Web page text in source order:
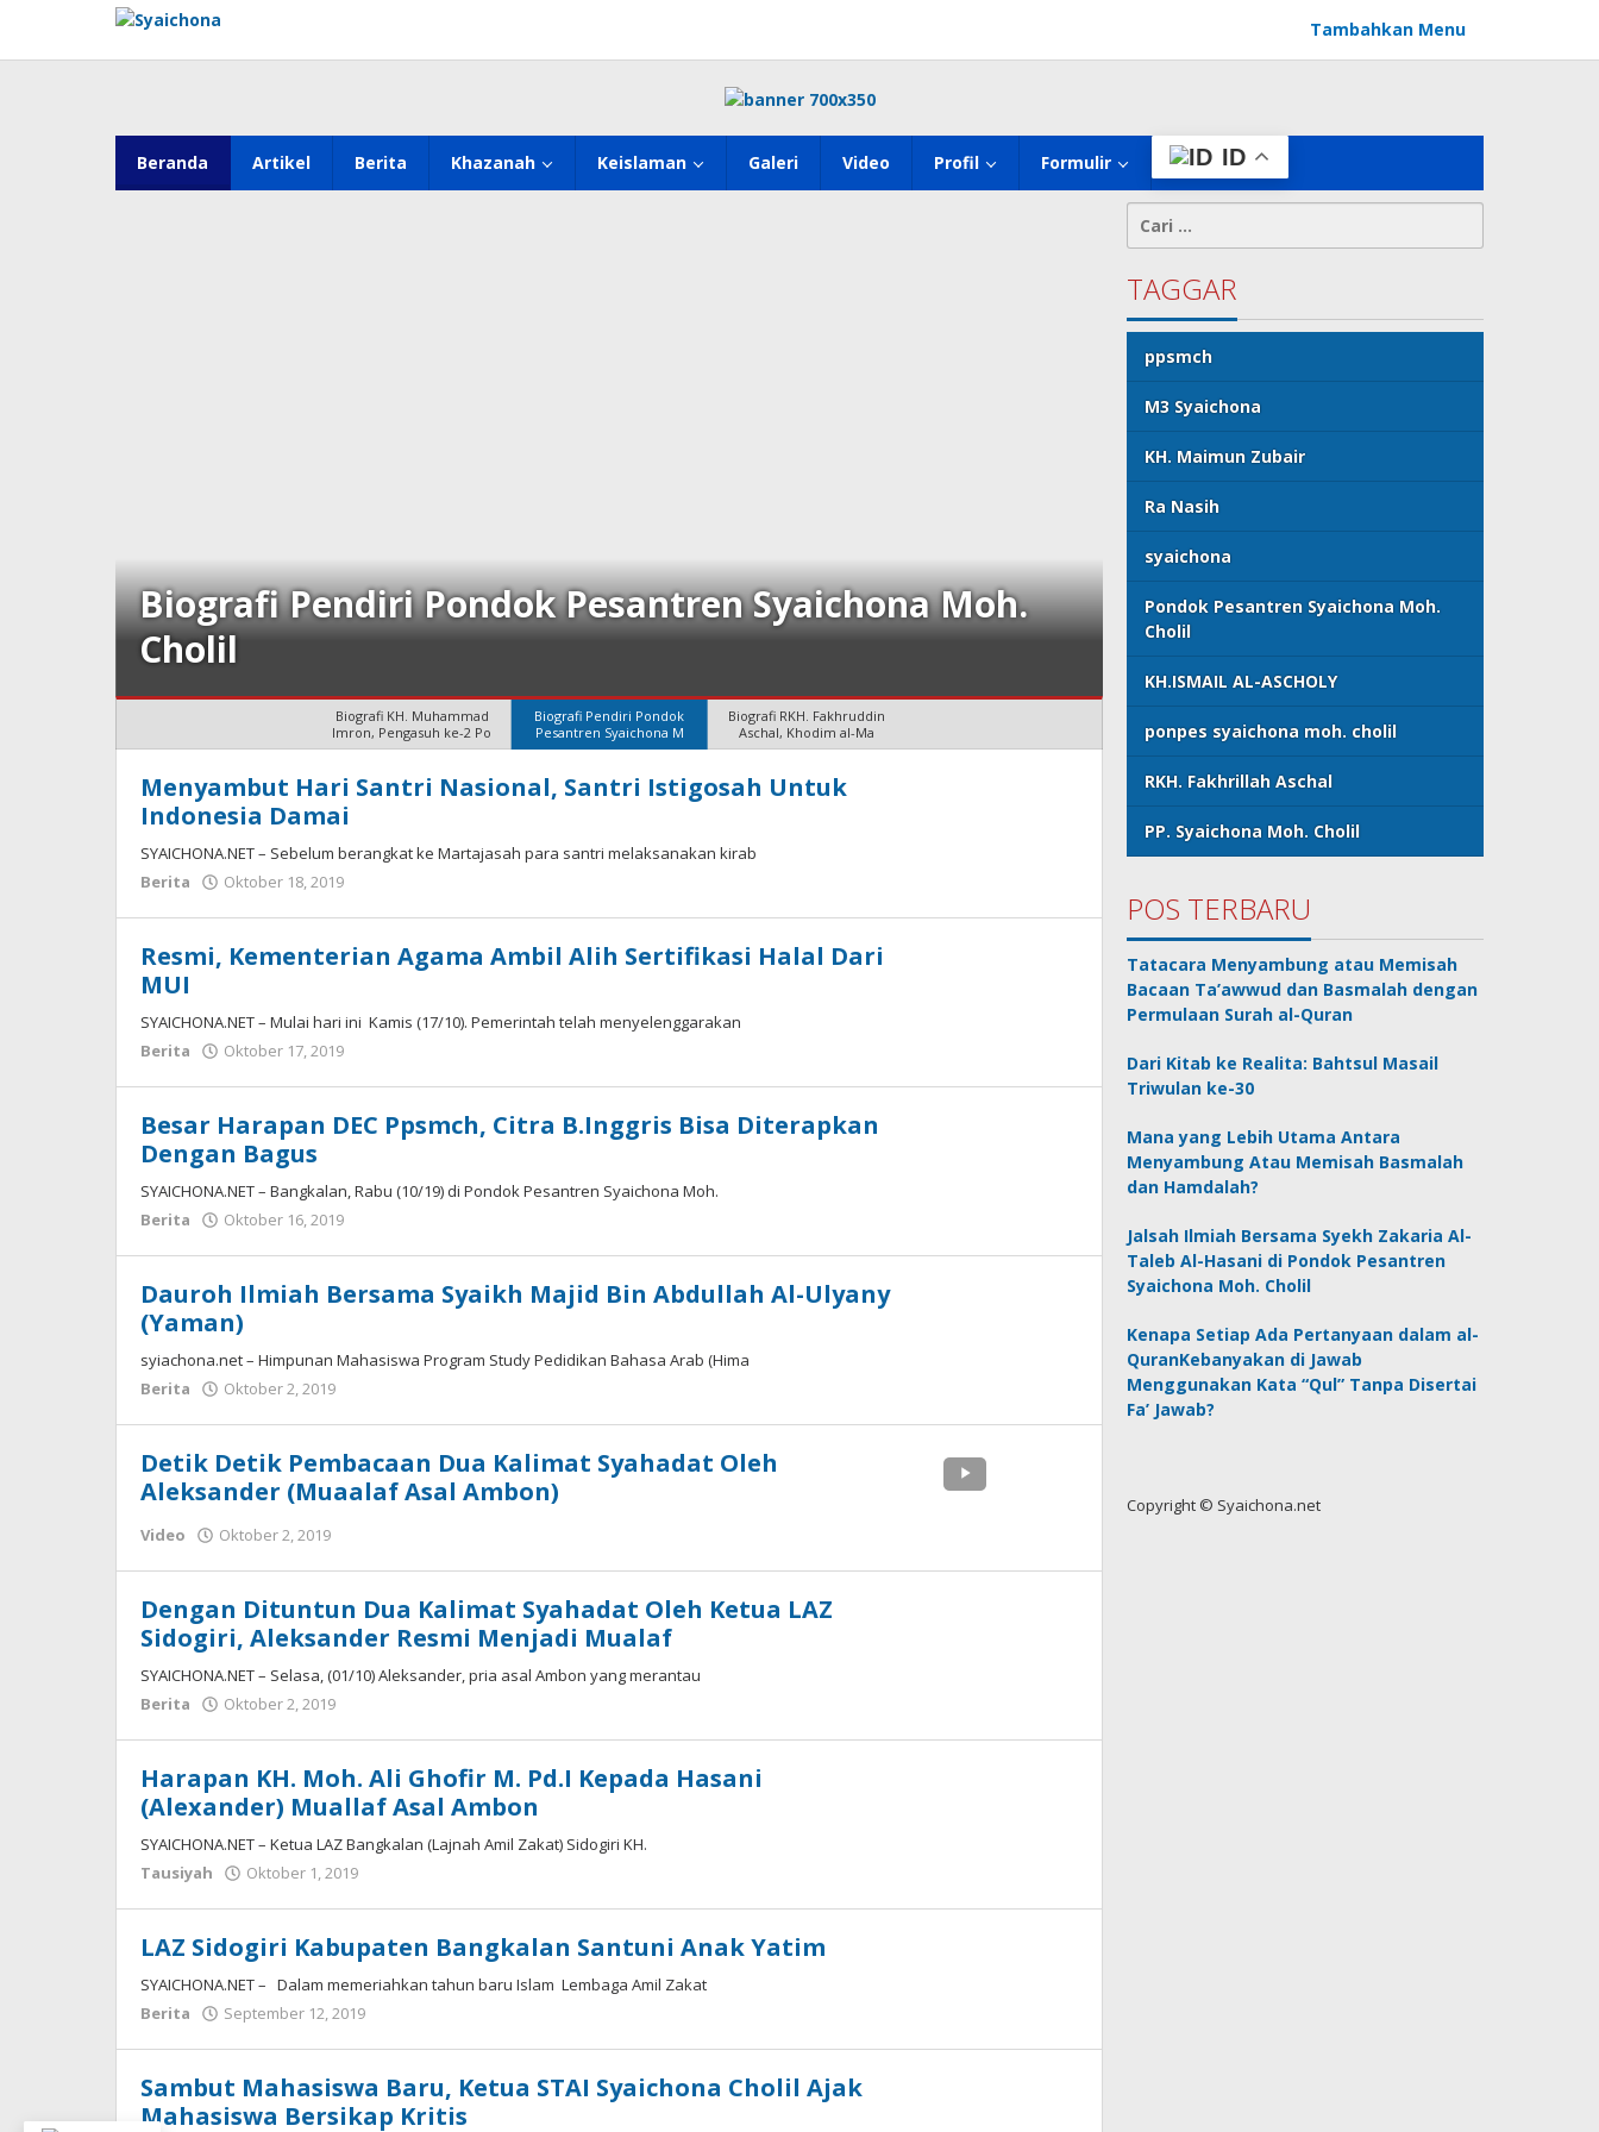
konten
Tambahkan Menu
Beranda Artikel Berita Khazanah Keislaman Galeri Video Profil Formulir ID
Biografi Pendiri Pondok Pesantren Syaichona Moh.
Cholil
Biografi RKH. Fakhruddin
Syaichona Moh. Cholil
Biografi KH. Muhammad
Imron, Pengasuh ke-2 Po
Biografi Pendiri Pondok
Pesantren Syaichona M
Biografi RKH. Fakhruddin
Aschal, Khodim al-Ma
Menyambut Hari Santri Nasional, Santri Istigosah Untuk
Indonesia Damai
SYAICHONA.NET – Sebelum berangkat ke Martajasah para santri melaksanakan kirab
Berita
Oktober 18, 2019
Resmi, Kementerian Agama Ambil Alih Sertifikasi Halal Dari
MUI
SYAICHONA.NET – Mulai hari ini Kamis (17/10). Pemerintah telah menyelenggarakan
Berita
Oktober 17, 2019
Besar Harapan DEC Ppsmch, Citra B.Inggris Bisa Diterapkan
Dengan Bagus
SYAICHONA.NET – Bangkalan, Rabu (10/19) di Pondok Pesantren Syaichona Moh.
Berita
Oktober 16, 2019
Dauroh Ilmiah Bersama Syaikh Majid Bin Abdullah Al-Ulyany
(Yaman)
syiachona.net – Himpunan Mahasiswa Program Study Pedidikan Bahasa Arab (Hima
Berita
Oktober 2, 2019
Detik Detik Pembacaan Dua Kalimat Syahadat Oleh
Aleksander (Muaalaf Asal Ambon)
Video Oktober 2, 2019
Dengan Dituntun Dua Kalimat Syahadat Oleh Ketua LAZ
Sidogiri, Aleksander Resmi Menjadi Mualaf
SYAICHONA.NET – Selasa, (01/10) Aleksander, pria asal Ambon yang merantau
Berita
Oktober 2, 2019
Harapan KH. Moh. Ali Ghofir M. Pd.I Kepada Hasani
(Alexander) Muallaf Asal Ambon
SYAICHONA.NET – Ketua LAZ Bangkalan (Lajnah Amil Zakat) Sidogiri KH.
Tausiyah
Oktober 1, 2019
LAZ Sidogiri Kabupaten Bangkalan Santuni Anak Yatim
SYAICHONA.NET – Dalam memeriahkan tahun baru Islam Lembaga Amil Zakat
Berita
September 12, 2019
Sambut Mahasiswa Baru, Ketua STAI Syaichona Cholil Ajak
Mahasiswa Bersikap Kritis
untuk:
TAGGAR
ppsmch
M3 Syaichona
KH. Maimun Zubair
Ra Nasih
syaichona
Pondok Pesantren Syaichona Moh.
Cholil
KH.ISMAIL AL-ASCHOLY
ponpes syaichona moh. cholil
RKH. Fakhrillah Aschal
PP. Syaichona Moh. Cholil
POS TERBARU
Tatacara Menyambung atau Memisah
Bacaan Ta’awwud dan Basmalah dengan
Permulaan Surah al-Quran
Dari Kitab ke Realita: Bahtsul Masail
Triwulan ke-30
Mana yang Lebih Utama Antara
Menyambung Atau Memisah Basmalah
dan Hamdalah?
Jalsah Ilmiah Bersama Syekh Zakaria Al-
Taleb Al-Hasani di Pondok Pesantren
Syaichona Moh. Cholil
Kenapa Setiap Ada Pertanyaan dalam al-
QuranKebanyakan di Jawab
Menggunakan Kata “Qul” Tanpa Disertai
Fa’ Jawab?
Copyright © Syaichona.net